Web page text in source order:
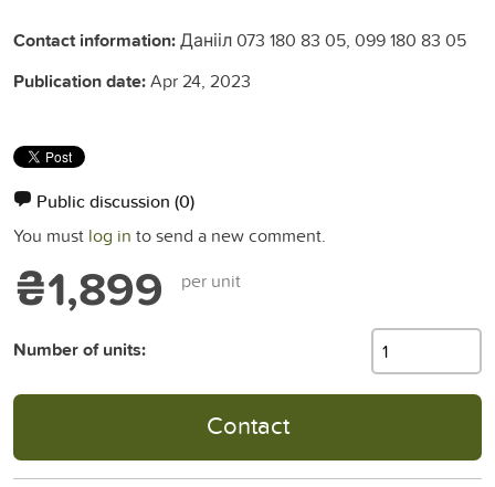
Contact information:Данііл 073 180 83 05, 099 180 83 05
Publication date:Apr 24, 2023
Public discussion (0)
You must log in to send a new comment.
₴1,899 per unit
Number of units:
Contact